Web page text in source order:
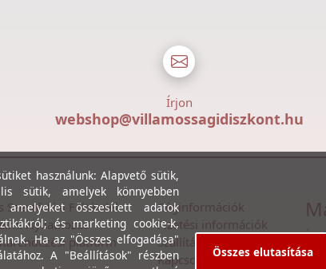
Írjon
webshop@villamossagidiszkont.hu
Szerződési Feltételek
Nyilatkozat
platform
Céginformációk
Fizetési információk
Szállítási információk
Kapcsolat
használunk: Alapvető sütik,
sütik, amelyek könnyebben
amelyeket összesített adatok
és marketing cookie-k,
Ha az "Összes elfogadása"
A "Beállítások" részben
Összes elutasítása